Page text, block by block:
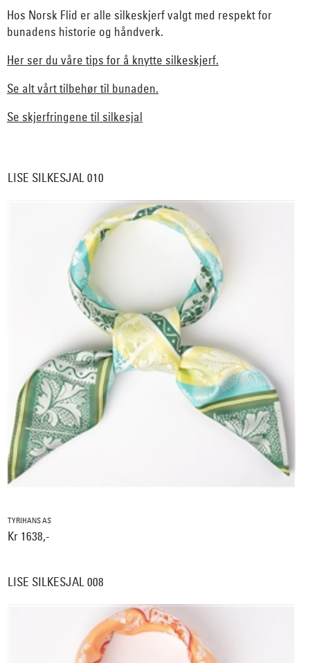
Hos Norsk Flid er alle silkeskjerf valgt med respekt for
bunadens historie og håndverk.
Her ser du våre tips for å knytte silkeskjerf.
Se alt vårt tilbehør til bunaden.
Se skjerfringene til silkesjal
LISE SILKESJAL 010
TYRIHANS AS
Kr 1638,-
LISE SILKESJAL 008